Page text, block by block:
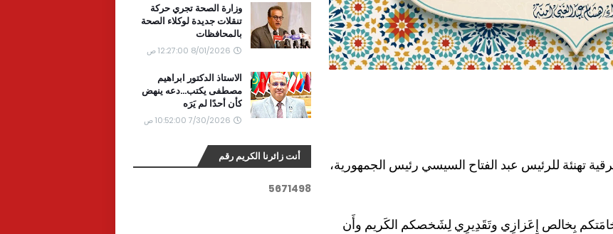
تهنئة للرئيس عبد الفتاح السيسي رئيس الجمهورية،
بِخالص إِعَزازِي وتَقَدِيرِي لِشَخصكم الكَريم وأَن
وزارة الصحة تجري حركة
تنقلات جديدة لوكلاء الصحة
بالمحافظات
8/01/2026 12:27:00 ص
الاستاذ الدكتور ابراهيم
مصطفى يكتب...دعه ينهض
كأن أحدًا لم يَرَه
7/30/2026 10:52:00 ص
أنت زائرنا الكريم رقم
5671498